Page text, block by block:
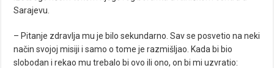
Sarajevu.
– Pitanje zdravlja mu je bilo sekundarno. Sav se posvetio na neki
način svojoj misiji i samo o tome je razmišljao. Kada bi bio
slobodan i rekao mu trebalo bi ovo ili ono, on bi mi uzvratio: